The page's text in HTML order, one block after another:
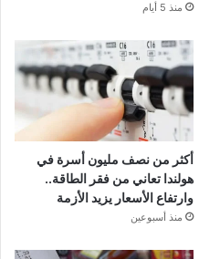
منذ 5 أيام
أكثر من نصف مليون أسرة في
هولندا تعاني من فقر الطاقة..
وارتفاع الأسعار يزيد الأزمة
منذ أسبوعين